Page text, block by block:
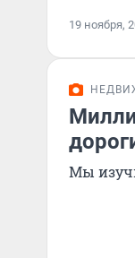
19 ноября,
Мы